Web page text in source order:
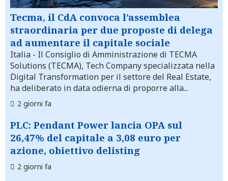
Tecma, il CdA convoca l’assemblea
straordinaria per due proposte di delega
ad aumentare il capitale sociale
Italia - Il Consiglio di Amministrazione di TECMA
Solutions (TECMA), Tech Company specializzata nella
Digital Transformation per il settore del Real Estate,
ha deliberato in data odierna di proporre alla...
2 giorni fa
PLC: Pendant Power lancia OPA sul
26,47% del capitale a 3,08 euro per
azione, obiettivo delisting
2 giorni fa